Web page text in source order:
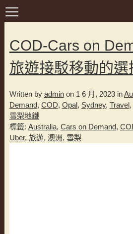
COD-Cars on
旅遊接駁移動的選
Written by adminon 1 6 月, 2023 in
Demand, COD, Opal, Sydney, Travel,
雪梨地鐵
標籤: Australia, Cars on Demand,
Uber, 旅遊, 澳洲, 雪梨